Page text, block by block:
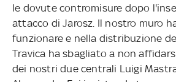
le dovute contromisure dopo
attacco di Jarosz. Il nostro muro
funzionare e nella distribuzione
Travica ha sbagliato a non
dei nostri due centrali Luigi